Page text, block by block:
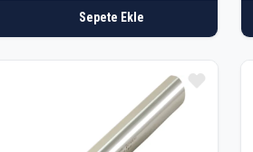
Sepete Ekle